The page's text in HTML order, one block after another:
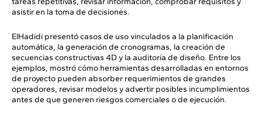
asistir en la toma de decisiones.
ElHadidi presentó casos de uso vinculados a la planificación
automática, la generación de cronogramas, la creación de
secuencias constructivas 4D y la auditoría de diseño. Entre los
ejemplos, mostró cómo herramientas desarrolladas en entornos
de proyecto pueden absorber requerimientos de grandes
operadores, revisar modelos y advertir posibles incumplimientos
antes de que generen riesgos comerciales o de ejecución.